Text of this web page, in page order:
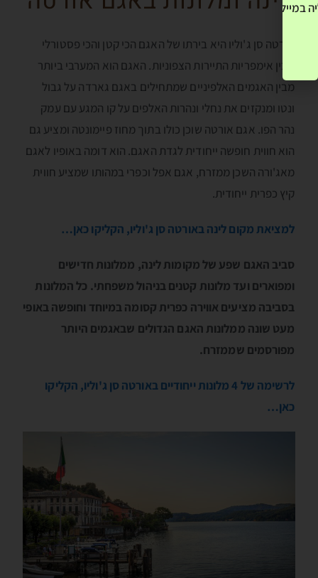
אורטה סן ג'וליו היא בירתו של האגם הכי קטן והכי פסטורלי
מבין אימפריות התיירות הצפוניות. האגם הוא המערבי ביותר
מבין האגמים האלפיניים שמתחילים באגם גארדה על גבול
ונטו ומנקזים את נחלי ונהרות האלפים על קו המגע עם עמק
נהר הפו. אגם אורטה שוכן כולו בתוך מחוז פיימונטה ומציע גם
הוא חווית חופשה ייחודית לגדת האגם. הוא דומה באופיו לאגם
מאג'ורה השכן ממזרח, אגם אפל וכפרי במהותו שמציע חווית
קיץ כפרית ייחודית.
למציאת מקום לינה באורטה סן ג'וליו, הקליקו כאן…
סביב האגם שפע של מקומות לינה, ממלונות חדישים
ומפוארים ועד מלונות קטנים בניהול משפחתי. כל המלונות
בסביבה מציעים אווירה כפרית קסומה במיוחד וחופשה באופי
מעט שונה ממלונות האגם הגדולים שבאגמים היותר
מפורסמים שממזרח.
לרשימה של 4 מלונות ייחודיים באורטה סן ג'וליו, הקליקו
כאן…
במייל שלך! »